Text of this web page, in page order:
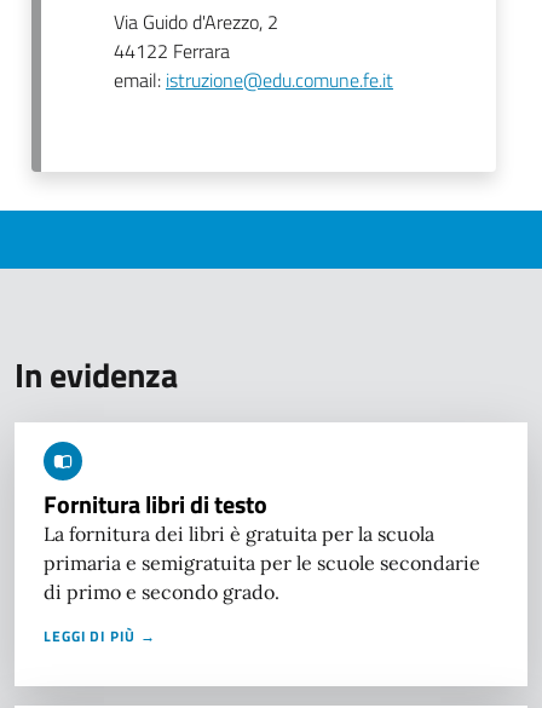
Via Guido d'Arezzo, 2
44122 Ferrara
email: istruzione@edu.comune.fe.it
In evidenza
Fornitura libri di testo
La fornitura dei libri è gratuita per la scuola
primaria e semigratuita per le scuole secondarie
di primo e secondo grado.
LEGGI DI PIÙ →